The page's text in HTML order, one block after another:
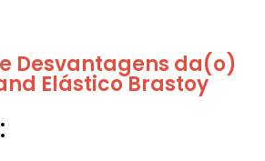
Desvantagens da(o)
Elástico Brastoy